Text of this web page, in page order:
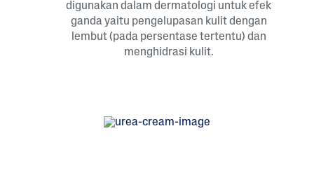
digunakan dalam dermatologi untuk efek
ganda yaitu pengelupasan kulit dengan
lembut (pada persentase tertentu) dan
menghidrasi kulit.